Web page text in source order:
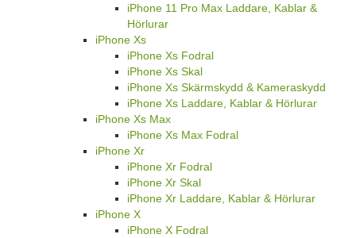
iPhone 11 Pro Max Laddare, Kablar &
Hörlurar
iPhone Xs
iPhone Xs Fodral
iPhone Xs Skal
iPhone Xs Skärmskydd & Kameraskydd
iPhone Xs Laddare, Kablar & Hörlurar
iPhone Xs Max
iPhone Xs Max Fodral
iPhone Xr
iPhone Xr Fodral
iPhone Xr Skal
iPhone Xr Laddare, Kablar & Hörlurar
iPhone X
iPhone X Fodral